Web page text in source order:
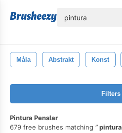
Måla Abstrakt Konst
Filters
Pintura Penslar
679 free brushes matching
pintura